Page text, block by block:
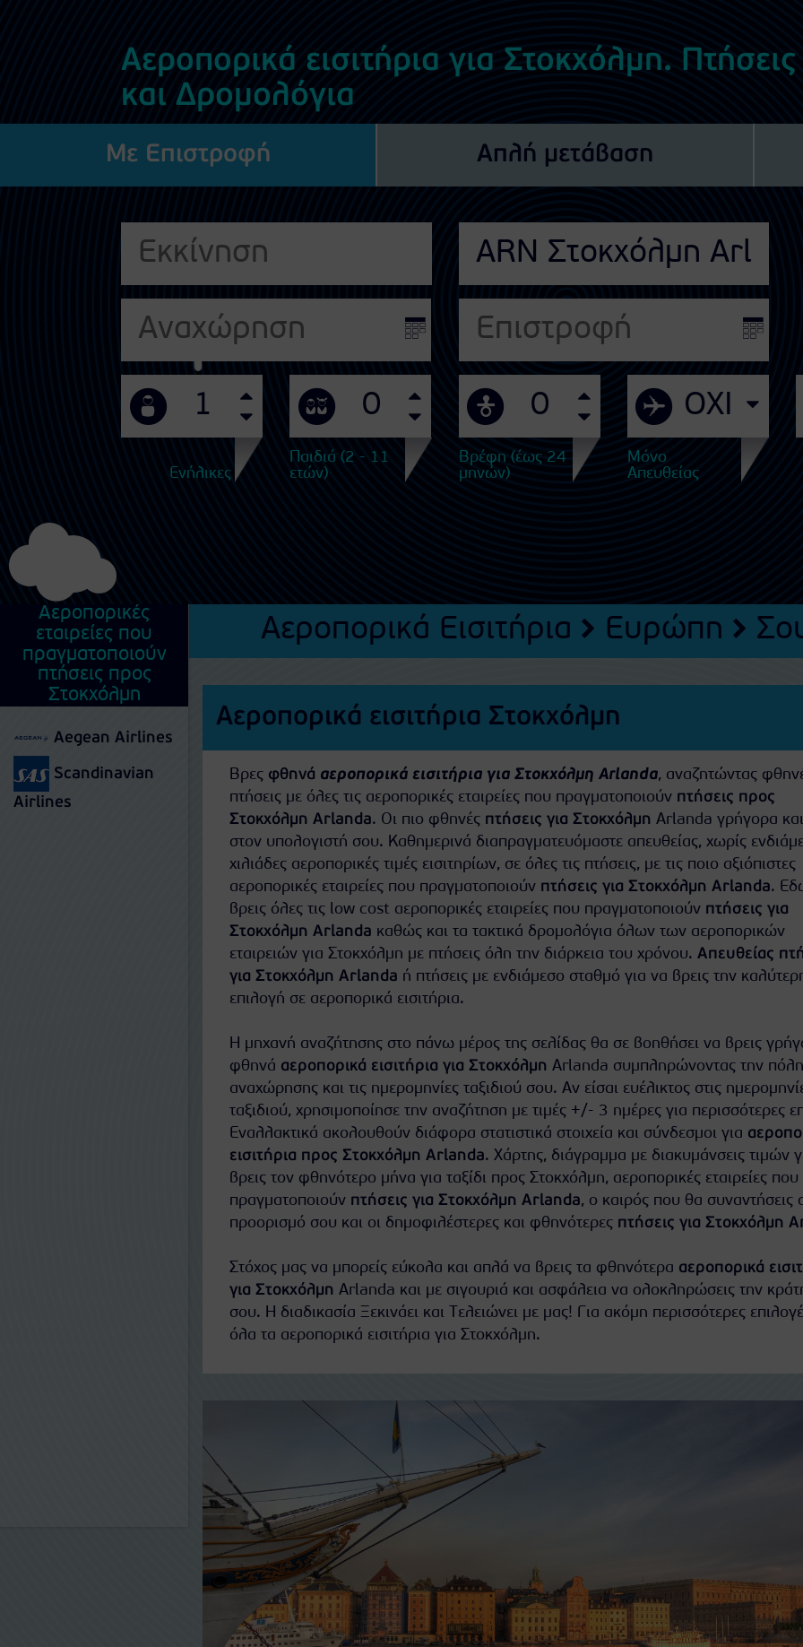
Αεροπορικά εισιτήρια για Στοκχόλμη. Πτήσεις
και Δρομολόγια
Με Επιστροφή Απλή μετάβαση
Ενήλικες
Παιδιά (2 - 11
ετών)
Βρέφη (έως 24
μηνών)
Μόνο
Απευθείας
Αεροπορικές
εταιρείες που
πραγματοποιούν
πτήσεις προς
Στοκχόλμη
Aegean Airlines
Scandinavian
Airlines
Αεροπορικά Εισιτήρια Ευρώπη
Αεροπορικά εισιτήρια Στοκχόλμη
Βρες φθηνά αεροπορικά εισιτήρια για Στοκχόλμη Arlanda, αναζητώντας
πτήσεις με όλες τις αεροπορικές εταιρείες που πραγματοποιούν πτήσεις προς
Στοκχόλμη Arlanda. Οι πιο φθηνές πτήσεις για Στοκχόλμη Arlanda γρήγορα
στον υπολογιστή σου. Καθημερινά διαπραγματευόμαστε απευθείας, χωρίς
χιλιάδες αεροπορικές τιμές εισιτηρίων, σε όλες τις πτήσεις, με τις ποιο αξιόπιστες
αεροπορικές εταιρείες που πραγματοποιούν πτήσεις για Στοκχόλμη Arlanda.
βρεις όλες τις low cost αεροπορικές εταιρείες που πραγματοποιούν πτήσεις για
Στοκχόλμη Arlanda καθώς και τα τακτικά δρομολόγια όλων των αεροπορικών
εταιρειών για Στοκχόλμη με πτήσεις όλη την διάρκεια του χρόνου. Απευθείας
για Στοκχόλμη Arlanda ή πτήσεις με ενδιάμεσο σταθμό για να βρεις την
επιλογή σε αεροπορικά εισιτήρια.
Η μηχανή αναζήτησης στο πάνω μέρος της σελίδας θα σε βοηθήσει να βρεις
φθηνά αεροπορικά εισιτήρια για Στοκχόλμη Arlanda συμπληρώνοντας την πόλη
αναχώρησης και τις ημερομηνίες ταξιδιού σου. Αν είσαι ευέλικτος στις
ταξιδιού, χρησιμοποίησε την αναζήτηση με τιμές +/- 3 ημέρες για περισσότερες
Εναλλακτικά ακολουθούν διάφορα στατιστικά στοιχεία και σύνδεσμοι για
εισιτήρια προς Στοκχόλμη Arlanda. Χάρτης, διάγραμμα με διακυμάνσεις τιμών
βρεις τον φθηνότερο μήνα για ταξίδι προς Στοκχόλμη, αεροπορικές εταιρείες που
πραγματοποιούν πτήσεις για Στοκχόλμη Arlanda, ο καιρός που θα συναντήσεις
προορισμό σου και οι δημοφιλέστερες και φθηνότερες πτήσεις για Στοκχόλμη
Στόχος μας να μπορείς εύκολα και απλά να βρεις τα φθηνότερα αεροπορικά
για Στοκχόλμη Arlanda και με σιγουριά και ασφάλεια να ολοκληρώσεις την
σου. Η διαδικασία Ξεκινάει και Τελειώνει με μας! Για ακόμη περισσότερες
όλα τα αεροπορικά εισιτήρια για Στοκχόλμη.